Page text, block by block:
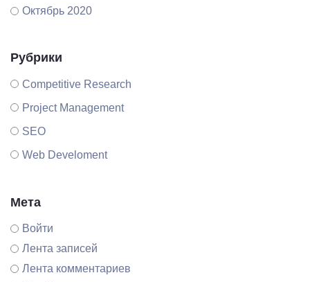
Октябрь 2020
Рубрики
Competitive Research
Project Management
SEO
Web Develoment
Мета
Войти
Лента записей
Лента комментариев